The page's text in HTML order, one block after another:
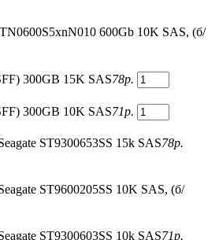
600Gb 10K SAS, (б/
300GB 15K SAS78р.
300GB 10K SAS71р.
ST9300653SS 15k SAS78р.
ST9600205SS 10K SAS, (б/
ST9300603SS 10k SAS71р.